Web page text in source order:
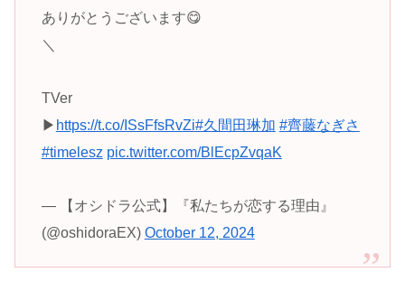
ありがとうございます😋
＼
TVer
▶︎ https://t.co/ISsFfsRvZi#久間田琳加 #齊藤なぎさ
#timelesz pic.twitter.com/BlEcpZvqaK
— 【オシドラ公式】『私たちが恋する理由』
(@oshidoraEX) October 12, 2024